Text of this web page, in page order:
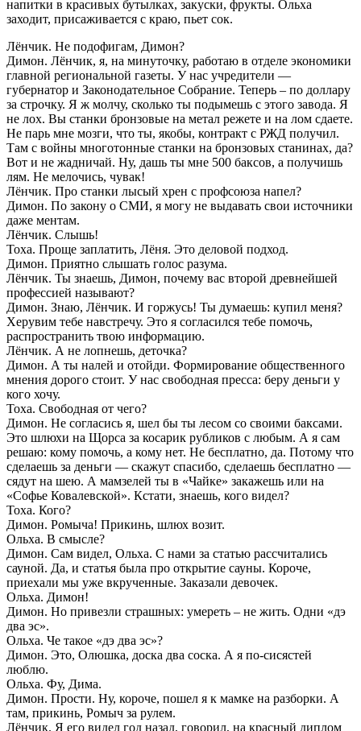
напитки в красивых бутылках, закуски, фрукты. Ольха
заходит, присаживается с краю, пьет сок.
Лёнчик. Не подофигам, Димон?
Димон. Лёнчик, я, на минуточку, работаю в отделе экономики
главной региональной газеты. У нас учредители —
губернатор и Законодательное Собрание. Теперь – по доллару
за строчку. Я ж молчу, сколько ты подымешь с этого завода. Я
не лох. Вы станки бронзовые на метал режете и на лом сдаете.
Не парь мне мозги, что ты, якобы, контракт с РЖД получил.
Там с войны многотонные станки на бронзовых станинах, да?
Вот и не жадничай. Ну, дашь ты мне 500 баксов, а получишь
лям. Не мелочись, чувак!
Лёнчик. Про станки лысый хрен с профсоюза напел?
Димон. По закону о СМИ, я могу не выдавать свои источники
даже ментам.
Лёнчик. Слышь!
Тоха. Проще заплатить, Лёня. Это деловой подход.
Димон. Приятно слышать голос разума.
Лёнчик. Ты знаешь, Димон, почему вас второй древнейшей
профессией называют?
Димон. Знаю, Лёнчик. И горжусь! Ты думаешь: купил меня?
Херувим тебе навстречу. Это я согласился тебе помочь,
распространить твою информацию.
Лёнчик. А не лопнешь, деточка?
Димон. А ты налей и отойди. Формирование общественного
мнения дорого стоит. У нас свободная пресса: беру деньги у
кого хочу.
Тоха. Свободная от чего?
Димон. Не согласись я, шел бы ты лесом со своими баксами.
Это шлюхи на Щорса за косарик рубликов с любым. А я сам
решаю: кому помочь, а кому нет. Не бесплатно, да. Потому что
сделаешь за деньги — скажут спасибо, сделаешь бесплатно —
сядут на шею. А мамзелей ты в «Чайке» закажешь или на
«Софье Ковалевской». Кстати, знаешь, кого видел?
Тоха. Кого?
Димон. Ромыча! Прикинь, шлюх возит.
Ольха. В смысле?
Димон. Сам видел, Ольха. С нами за статью рассчитались
сауной. Да, и статья была про открытие сауны. Короче,
приехали мы уже вкрученные. Заказали девочек.
Ольха. Димон!
Димон. Но привезли страшных: умереть – не жить. Одни «дэ
два эс».
Ольха. Че такое «дэ два эс»?
Димон. Это, Олюшка, доска два соска. А я по-сисястей
люблю.
Ольха. Фу, Дима.
Димон. Прости. Ну, короче, пошел я к мамке на разборки. А
там, прикинь, Ромыч за рулем.
Лёнчик. Я его видел год назад, говорил, на красный диплом